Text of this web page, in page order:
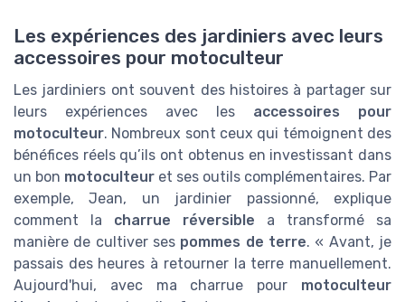
Les expériences des jardiniers avec leurs
accessoires pour motoculteur
Les jardiniers ont souvent des histoires à partager sur
leurs expériences avec les accessoires pour
motoculteur. Nombreux sont ceux qui témoignent des
bénéfices réels qu’ils ont obtenus en investissant dans
un bon motoculteur et ses outils complémentaires. Par
exemple, Jean, un jardinier passionné, explique
comment la charrue réversible a transformé sa
manière de cultiver ses pommes de terre. « Avant, je
passais des heures à retourner la terre manuellement.
Aujourd'hui, avec ma charrue pour motoculteur